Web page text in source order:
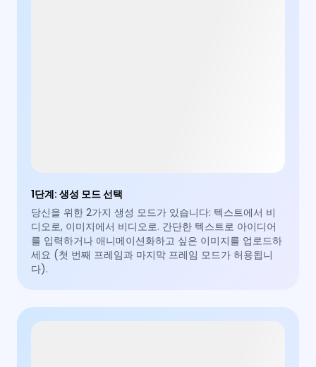
1단계:생성 모드 선택
당신을 위한 2가지 생성 모드가 있습니다: 텍스트에서 비
디오로, 이미지에서 비디오로. 간단한 텍스트로 아이디어
를 입력하거나 애니메이션화하고 싶은 이미지를 업로드하
세요 (첫 번째 프레임과 마지막 프레임 모드가 허용됩니
다).